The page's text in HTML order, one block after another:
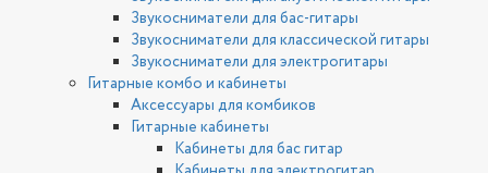
Звукосниматели для бас-гитары
Звукосниматели для классической гитары
Звукосниматели для электрогитары
Гитарные комбо и кабинеты
Аксессуары для комбиков
Гитарные кабинеты
Кабинеты для бас гитар